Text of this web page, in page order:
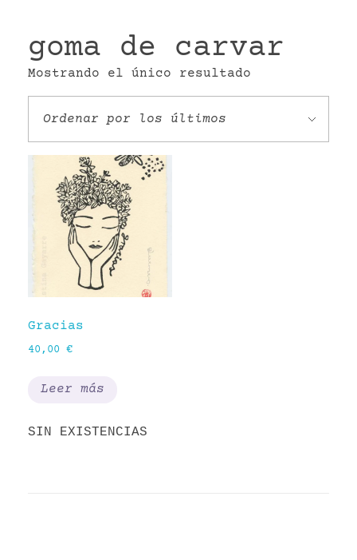
ACUARELA
BIO
goma de carvar
Mostrando el único resultado
Gracias
40,00 €
Leer más
SIN EXISTENCIAS